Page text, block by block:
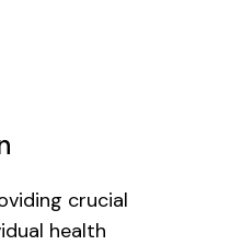
crucial
health